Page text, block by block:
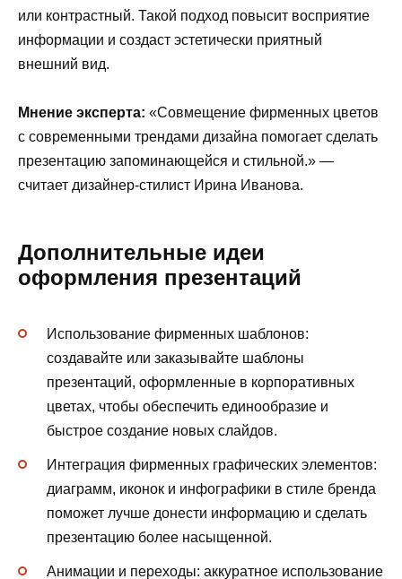
или контрастный. Такой подход повысит восприятие
информации и создаст эстетически приятный
внешний вид.
Мнение эксперта: «Совмещение фирменных цветов
с современными трендами дизайна помогает сделать
презентацию запоминающейся и стильной.» —
считает дизайнер-стилист Ирина Иванова.
Дополнительные идеи
оформления презентаций
Использование фирменных шаблонов:
создавайте или заказывайте шаблоны
презентаций, оформленные в корпоративных
цветах, чтобы обеспечить единообразие и
быстрое создание новых слайдов.
Интеграция фирменных графических элементов:
диаграмм, иконок и инфографики в стиле бренда
поможет лучше донести информацию и сделать
презентацию более насыщенной.
Анимации и переходы: аккуратное использование